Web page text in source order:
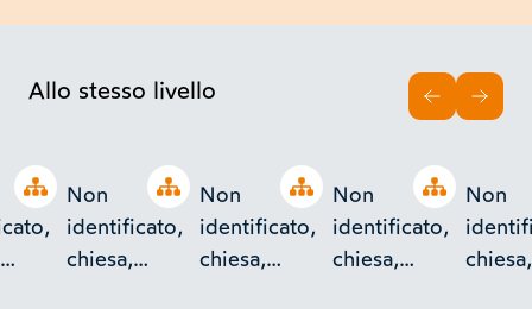
Allo stesso livello
Open tree Open tree
Non
identificato,
chiesa,
Open tree
Non
identificato,
chiesa,
Open tree
Non
identificato,
chiesa,
Non
chiesa,
INDIETRO